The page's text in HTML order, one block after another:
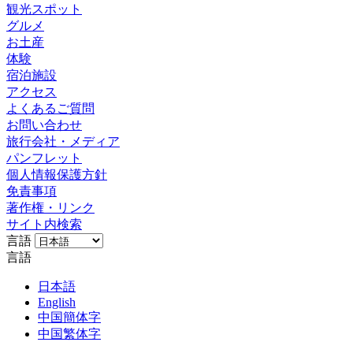
観光スポット
グルメ
お土産
体験
宿泊施設
アクセス
よくあるご質問
お問い合わせ
旅行会社・メディア
パンフレット
個人情報保護方針
免責事項
著作権・リンク
サイト内検索
言語
言語
日本語
English
中国簡体字
中国繁体字